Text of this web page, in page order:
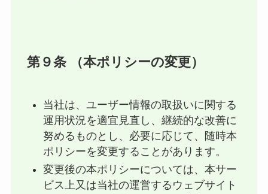
第９条 （本ポリシーの変更）
当社は、ユーザー情報の取扱いに関する
運用状況を適宜見直し、継続的な改善に
努めるものとし、必要に応じて、随時本
ポリシーを変更することがあります。
変更後の本ポリシーについては、本サー
ビス上又は当社の運営するウェブサイト